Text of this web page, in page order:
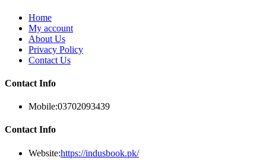
Home
My account
About Us
Privacy Policy
Contact Us
Contact Info
Mobile:03702093439
Contact Info
Website:https://indusbook.pk/